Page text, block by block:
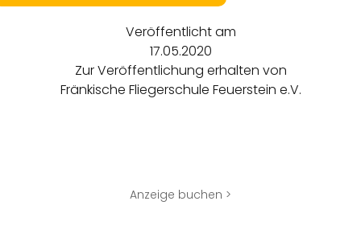
Veröffentlicht am
17.05.2020
Zur Veröffentlichung erhalten von
Fränkische Fliegerschule Feuerstein e.V.
Anzeige buchen >